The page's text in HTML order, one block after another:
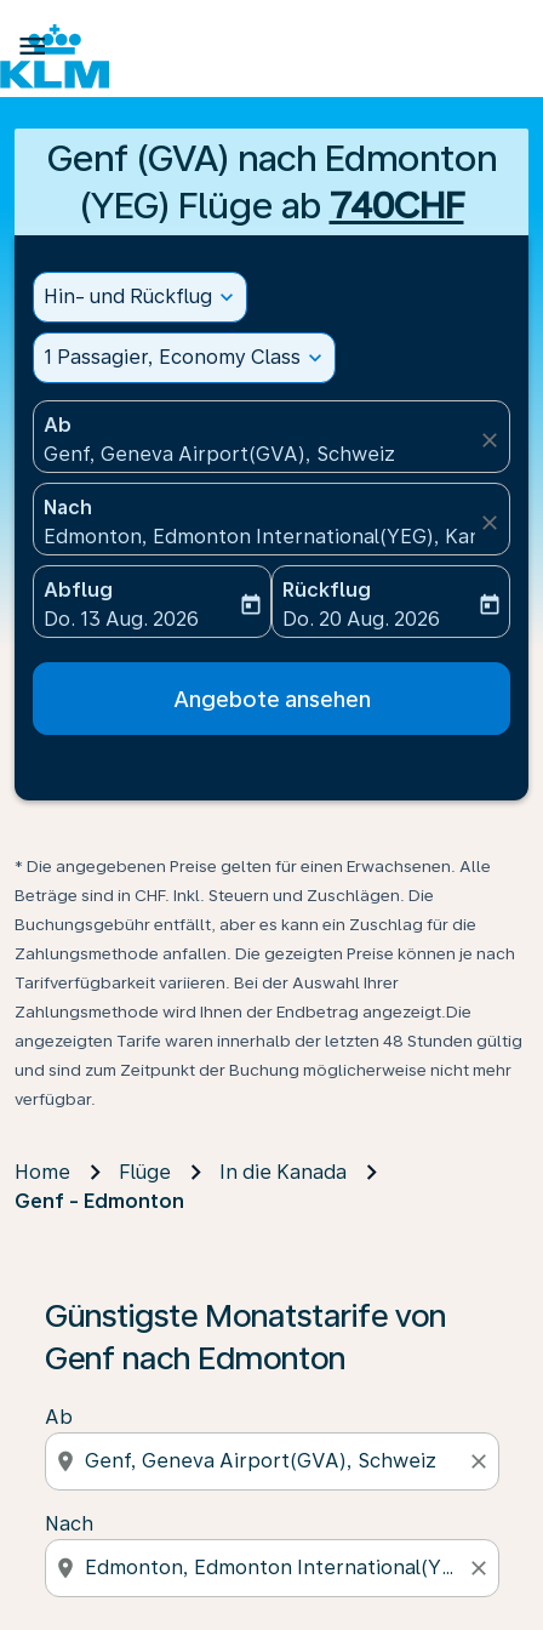

Genf (GVA) nach Edmonton
(YEG) Flüge ab 740CHF
Hin- und Rückflug expand_more
1 Passagier, Economy Class expand_more
Ab
Genf, Geneva Airport(GVA), Schweiz
close
Nach
Edmonton, Edmonton International(YEG), Kanada
close
Abflug
fc-booking-departure-date-aria-label
Do. 13 Aug. 2026
today
Rückflug
fc-booking-return-date-
Do. 20 Aug. 2026
today
Angebote ansehen
* Die angegebenen Preise gelten für einen Erwachsenen. Alle
Beträge sind in CHF. Inkl. Steuern und Zuschlägen. Die
Buchungsgebühr entfällt, aber es kann ein Zuschlag für die
Zahlungsmethode anfallen. Die gezeigten Preise können je nach
Tarifverfügbarkeit variieren. Bei der Auswahl Ihrer
Zahlungsmethode wird Ihnen der Endbetrag angezeigt.Die
angezeigten Tarife waren innerhalb der letzten 48 Stunden gültig
und sind zum Zeitpunkt der Buchung möglicherweise nicht mehr
verfügbar.
Home Flüge
In die Kanada
Genf - Edmonton
Günstigste Monatstarife von
Genf nach Edmonton
Ab
location_on close
Nach
location_on close